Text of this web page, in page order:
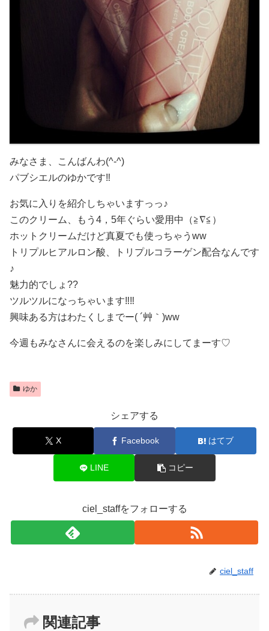
みなさま、こんばんわ(^-^)
パブシエルのゆかです‼︎
お気に入りを紹介しちゃいますっっ♪
このクリーム、もう4，5年ぐらい愛用中（≧∇≦）
ホットクリームだけど真夏でも使っちゃうww
トリプルヒアルロン酸、トリプルコラーゲン配合なんです
♪
魅力的でしょ??
ツルツルになっちゃいます‼︎‼︎
興味ある方はわたくしまでー( ´艸｀)ww
今週もみなさんに会えるのを楽しみにしてまーす♡
ゆか
シェアする
X Facebook はてブ
LINE コピー
ciel_staffをフォローする
ciel_staff
関連記事